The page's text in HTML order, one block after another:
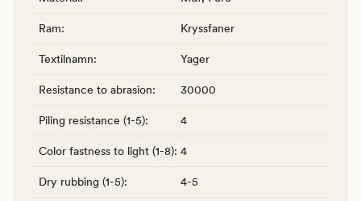
Ram: Kryssfaner
Textilnamn: Yager
Resistance to abrasion: 30000
Piling resistance (1-5): 4
Color fastness to light (1-8): 4
Dry rubbing (1-5): 4-5